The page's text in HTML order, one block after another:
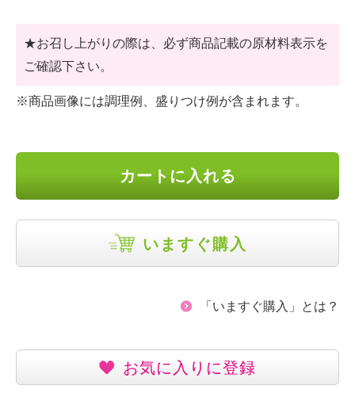
★お召し上がりの際は、必ず商品記載の原材料表示を
ご確認下さい。
※商品画像には調理例、盛りつけ例が含まれます。
カートに入れる
いますぐ購入
「いますぐ購入」とは？
お気に入りに登録